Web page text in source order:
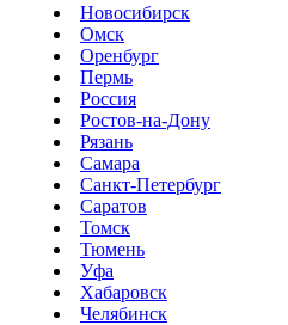
Новосибирск
Омск
Оренбург
Пермь
Россия
Ростов-на-Дону
Рязань
Самара
Санкт-Петербург
Саратов
Томск
Тюмень
Уфа
Хабаровск
Челябинск